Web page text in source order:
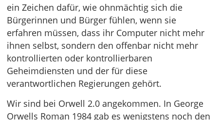
ein Zeichen dafür, wie ohnmächtig sich die
Bürgerinnen und Bürger fühlen, wenn sie
erfahren müssen, dass ihr Computer nicht mehr
ihnen selbst, sondern den offenbar nicht mehr
kontrollierten oder kontrollierbaren
Geheimdiensten und der für diese
verantwortlichen Regierungen gehört.
Wir sind bei Orwell 2.0 angekommen. In George
Orwells Roman 1984 gab es wenigstens noch den